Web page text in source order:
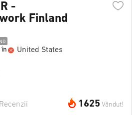
-
Finland
în United States
1625 Vândut!
Recenzii